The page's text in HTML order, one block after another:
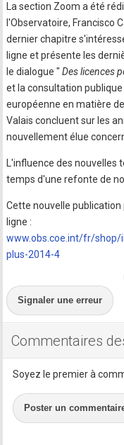
La section Zoom a été
l'Observatoire, Francisco
dernier chapitre
ligne et présente les
le dialogue " Des licences
et la consultation
européenne en matière
Valais concluent sur les
nouvellement élue
L'influence des nouvelles
temps d'une refonte de
Cette nouvelle
ligne :
www.obs.coe.int/fr/
plus-2014-4
Signaler une erreur
Commentaires
Soyez le premier à
Poster un